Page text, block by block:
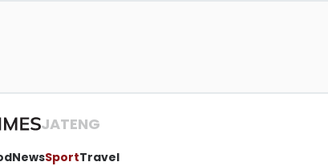
JATENG
NewsSportTravel